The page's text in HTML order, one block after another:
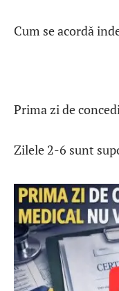
Cum se acordă
Prima zi de
Zilele 2-6 sunt